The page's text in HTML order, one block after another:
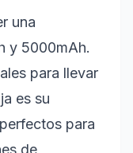
una
y 5000mAh.
para llevar
es su
para
de